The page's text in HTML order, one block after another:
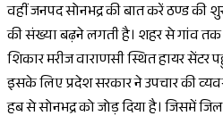
वहीं जनपद सोनभद्र की बात करें ठण्ड की
की संख्या बढ़ने लगती है। शहर से गांव तक
शिकार मरीज वाराणसी स्थित हायर
इसके लिए प्रदेश सरकार ने उपचार की
हब से सोनभद्र को जोड़ दिया है। जिसमें